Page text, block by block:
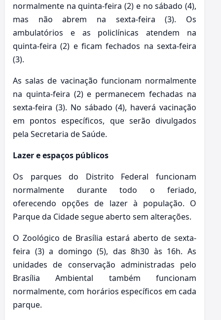
normalmente na quinta-feira (2) e no sábado (4),
mas não abrem na sexta-feira (3). Os
ambulatórios e as policlínicas atendem na
quinta-feira (2) e ficam fechados na sexta-feira
(3).
As salas de vacinação funcionam normalmente
na quinta-feira (2) e permanecem fechadas na
sexta-feira (3). No sábado (4), haverá vacinação
em pontos específicos, que serão divulgados
pela Secretaria de Saúde.
Lazer e espaços públicos
Os parques do Distrito Federal funcionam
normalmente durante todo o feriado,
oferecendo opções de lazer à população. O
Parque da Cidade segue aberto sem alterações.
O Zoológico de Brasília estará aberto de sexta-
feira (3) a domingo (5), das 8h30 às 16h. As
unidades de conservação administradas pelo
Brasília Ambiental também funcionam
normalmente, com horários específicos em cada
parque.